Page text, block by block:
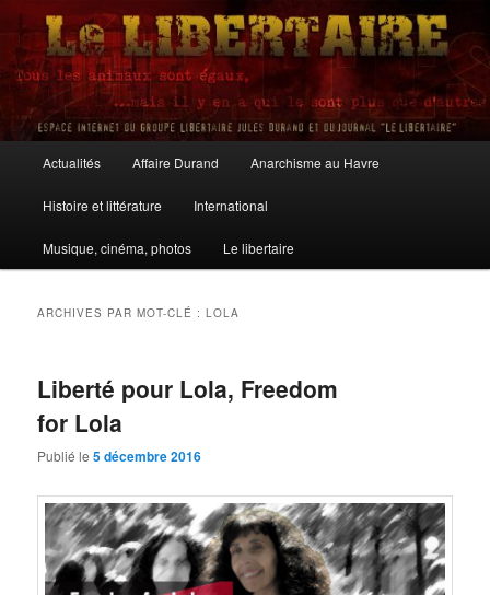
Aller
contenu
principal
Aller
contenu
secondaire
Le Libertaire
principal
Actualités Affaire Durand Anarchisme au Havre
Histoire et littérature International
Musique, cinéma, photos Le libertaire
ARCHIVES PAR MOT-CLÉ :LOLA
Liberté pour Lola, Freedom
for Lola
Publié le5 décembre 2016